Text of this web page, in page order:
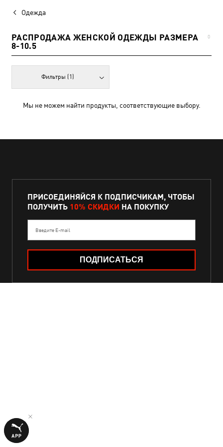
Одежда
РАСПРОДАЖА ЖЕНСКОЙ ОДЕЖДЫ РАЗМЕРА
8-10.5
0
Фильтры (1)
Мы не можем найти продукты, соответствующие выбору.
ПРИСОЕДИНЯЙСЯ К ПОДПИСЧИКАМ, ЧТОБЫ
ПОЛУЧИТЬ 10% СКИДКИ НА ПОКУПКУ
Введите E-mail
ПОДПИСАТЬСЯ